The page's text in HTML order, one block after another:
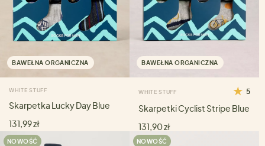
BAWEŁNA ORGANICZNA
WHITE STUFF
Skarpetka Lucky Day Blue
131,99 zł
BAWEŁNA ORGANICZNA
WHITE STUFF 5
Skarpetki Cyclist Stripe Blue
131,90 zł
NOWOŚĆ NOWOŚĆ